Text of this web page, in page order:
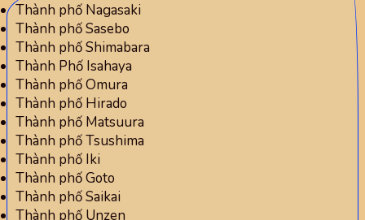
Thành phố Nagasaki
Thành phố Sasebo
Thành phố Shimabara
Thành Phố Isahaya
Thành phố Omura
Thành phố Hirado
Thành phố Matsuura
Thành phố Tsushima
Thành phố Iki
Thành phố Goto
Thành phố Saikai
Thành phố Unzen